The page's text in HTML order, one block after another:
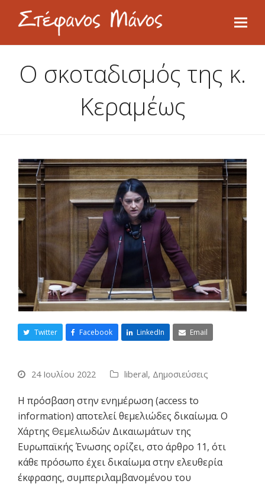
Ο σκοταδισμός της κ.
Κεραμέως
Twitter Facebook LinkedIn Email
24 Ιουλίου 2022 liberal, Δημοσιεύσεις
Η πρόσβαση στην ενημέρωση (access to
information) αποτελεί θεμελιώδες δικαίωμα. Ο
Χάρτης Θεμελιωδών Δικαιωμάτων της
Ευρωπαϊκής Ένωσης ορίζει, στο άρθρο 11, ότι
κάθε πρόσωπο έχει δικαίωμα στην ελευθερία
έκφρασης, συμπεριλαμβανομένου του